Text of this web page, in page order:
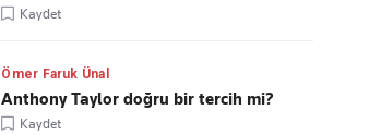
Kaydet
Ömer Faruk Ünal
Anthony Taylor doğru bir tercih mi?
Kaydet